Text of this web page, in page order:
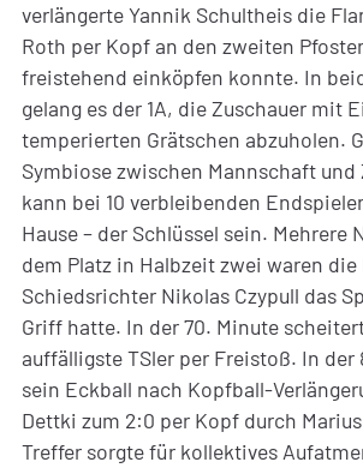
verlängerte Yannik Schultheis die
Roth per Kopf an den zweiten
freistehend einköpfen konnte. In
gelang es der 1A, die Zuschauer mit
temperierten Grätschen abzuholen.
Symbiose zwischen Mannschaft und
kann bei 10 verbleibenden
Hause – der Schlüssel sein. Mehrere
dem Platz in Halbzeit zwei waren die
Schiedsrichter Nikolas Czypull das
Griff hatte. In der 70. Minute
auffälligste TSler per Freistoß. In
sein Eckball nach Kopfball-
Dettki zum 2:0 per Kopf durch
Treffer sorgte für kollektives